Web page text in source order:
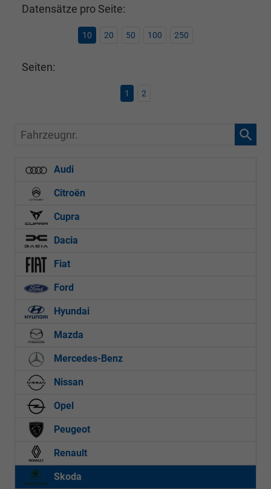
Datensätze pro Seite:
10 20 50 100 250
Seiten:
1 2
Fahrzeugnr.
Audi
Citroën
Cupra
Dacia
Fiat
Ford
Hyundai
Mazda
Mercedes-Benz
Nissan
Opel
Peugeot
Renault
Skoda